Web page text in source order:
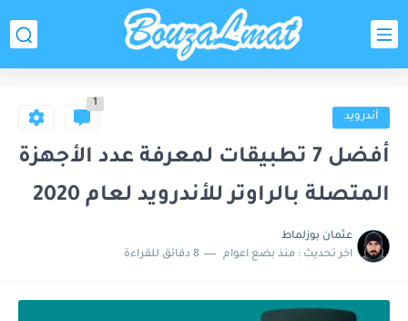
أندرويد
1
أفضل 7 تطبيقات لمعرفة عدد الأجهزة
المتصلة بالراوتر للأندرويد لعام 2020
عثمان بوزلماط
اخر تحديث : منذ بضع اعوام 8 دقائق للقراءة